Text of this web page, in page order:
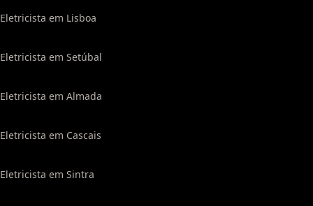
Eletricista em Lisboa
Eletricista em Setúbal
Eletricista em Almada
Eletricista em Cascais
Eletricista em Sintra